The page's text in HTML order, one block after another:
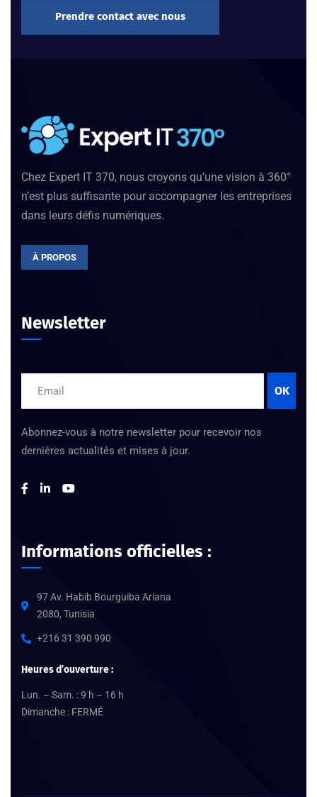
Prendre contact avec nous
Chez Expert IT 370, nous croyons qu’une vision à 360°
n’est plus suffisante pour accompagner les entreprises
dans leurs défis numériques.
À PROPOS
Newsletter
OK
Abonnez-vous à notre newsletter pour recevoir nos
dernières actualités et mises à jour.
Informations officielles :
97 Av. Habib Bourguiba Ariana
2080, Tunisia
+216 31 390 990
Heures d’ouverture :
Lun. – Sam. : 9 h – 16 h
Dimanche : FERMÉ